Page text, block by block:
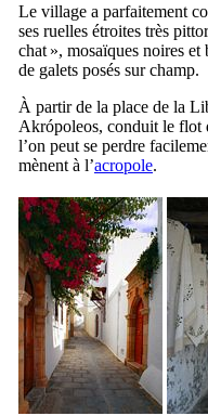
Le village a parfaitement
ses ruelles étroites très
chat », mosaïques noires
de galets posés sur champ.
À partir de la place de la
Akrópoleos, conduit le flot
l’on peut se perdre
mènent à l’acropole.